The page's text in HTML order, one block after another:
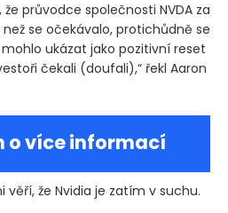
průvodce společnosti NVDA za
se očekávalo, protichůdně se
ukázat jako pozitivní reset
čekali (doufali),“ řekl Aaron
o více informací
věří, že Nvidia je zatím v suchu.